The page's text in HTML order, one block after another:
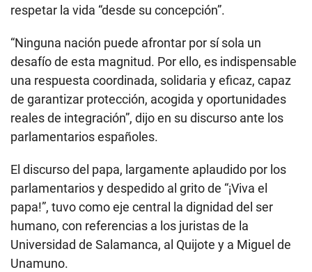
respetar la vida “desde su concepción”.
“Ninguna nación puede afrontar por sí sola un
desafío de esta magnitud. Por ello, es indispensable
una respuesta coordinada, solidaria y eficaz, capaz
de garantizar protección, acogida y oportunidades
reales de integración”, dijo en su discurso ante los
parlamentarios españoles.
El discurso del papa, largamente aplaudido por los
parlamentarios y despedido al grito de “¡Viva el
papa!”, tuvo como eje central la dignidad del ser
humano, con referencias a los juristas de la
Universidad de Salamanca, al Quijote y a Miguel de
Unamuno.